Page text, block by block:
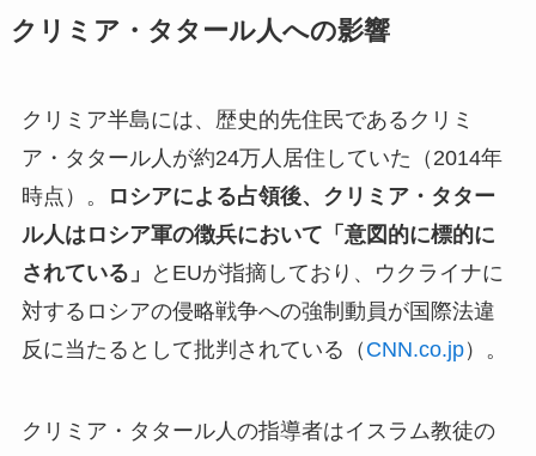
クリミア・タタール人への影響
クリミア半島には、歴史的先住民であるクリミ
ア・タタール人が約24万人居住していた（2014年
時点）。
ロシアによる占領後、クリミア・タター
ル人はロシア軍の徴兵において「意図的に標的に
されている」
とEUが指摘しており、ウクライナに
対するロシアの侵略戦争への強制動員が国際法違
反に当たるとして批判されている（ CNN.co.jp）。
クリミア・タタール人の指導者はイスラム教徒の